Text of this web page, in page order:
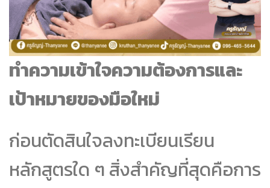
ทำความเข้าใจความต้องการและ
เป้าหมายของมือใหม่
ก่อนตัดสินใจลงทะเบียนเรียน
หลักสูตรใด ๆ สิ่งสำคัญที่สุดคือการ